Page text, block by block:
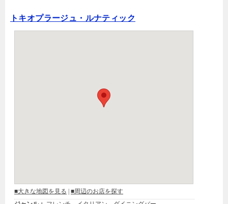
トキオプラージュ・ルナティック